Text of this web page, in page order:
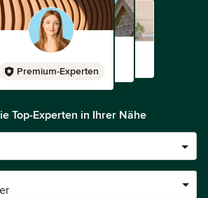
Premium-Experten
Top-Experten in Ihrer Nähe